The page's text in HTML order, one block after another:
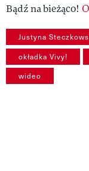
Bądź na bieżąco!
Justyna
okładka Vivy!
wideo